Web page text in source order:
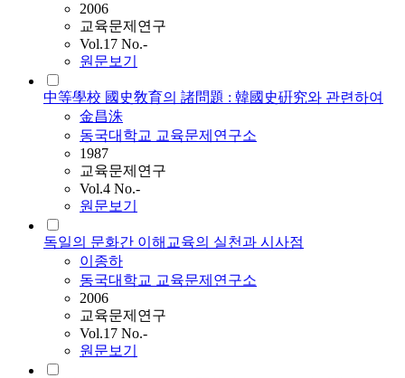
2006
교육문제연구
Vol.17 No.-
원문보기
中等學校 國史敎育의 諸問題 : 韓國史硏究와 관련하여
金昌洙
동국대학교 교육문제연구소
1987
교육문제연구
Vol.4 No.-
원문보기
독일의 문화간 이해교육의 실천과 시사점
이종하
동국대학교 교육문제연구소
2006
교육문제연구
Vol.17 No.-
원문보기